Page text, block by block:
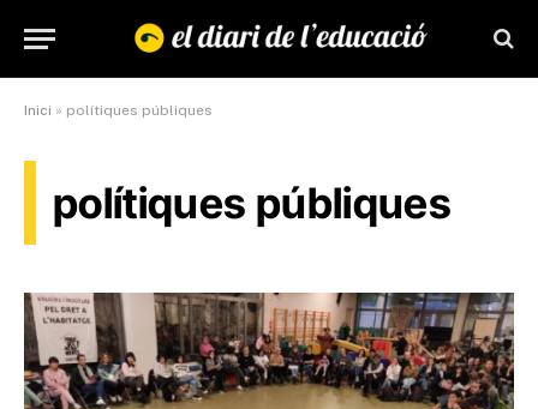
Inici » polítiques públiques
polítiques públiques